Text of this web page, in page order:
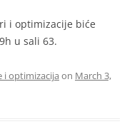
i optimizacije biće
u sali 63.
i optimizacija on March 3,